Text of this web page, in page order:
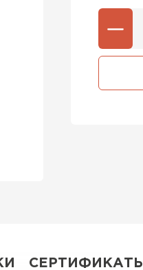
СЕРТИФИКАТЫ